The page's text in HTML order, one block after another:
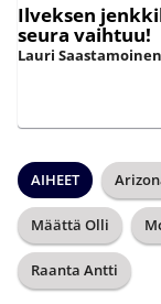
Ilveksen
seura vaihtuu!
Lauri Saastamoinen
AIHEET
Määttä Olli
Raanta Antti